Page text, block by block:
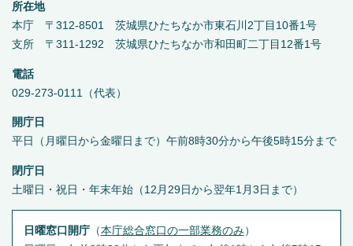
所在地
本庁 〒312-8501 茨城県ひたちなか市東石川2丁目10番1号
支所 〒311-1292 茨城県ひたちなか市和田町二丁目12番1号
電話
029-273-0111（代表）
開庁日
平日（月曜日から金曜日まで）午前8時30分から午後5時15分まで
閉庁日
土曜日・祝日・年末年始（12月29日から翌年1月3日まで）
日曜窓口開庁（本庁総合窓口の一部業務のみ ）